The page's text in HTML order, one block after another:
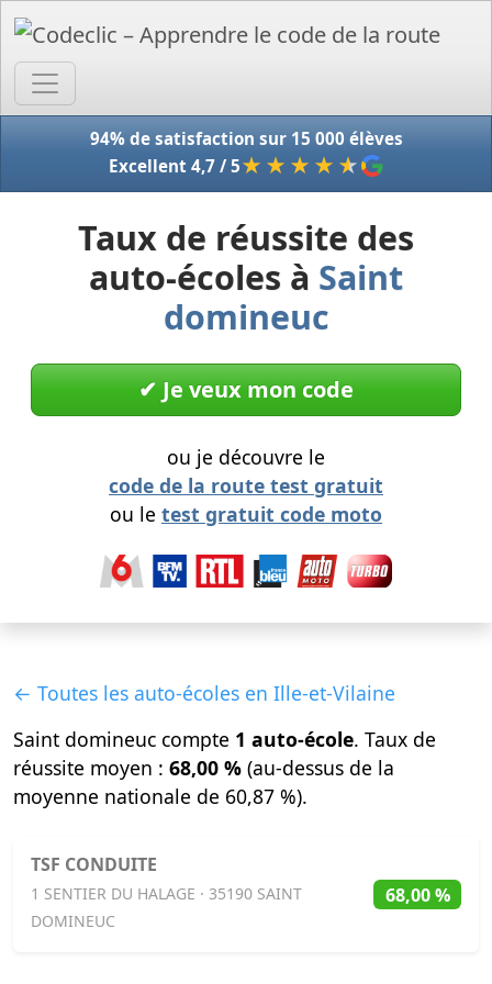
94% de satisfaction sur 15 000 élèves
Excellent 4,7 / 5★★★★ ★
Taux de réussite des
auto-écoles à Saint
domineuc
✔︎ Je veux mon code
ou je découvre le
code de la route test gratuit
ou le test gratuit code moto
← Toutes les auto-écoles en Ille-et-Vilaine
Saint domineuc compte 1 auto-école. Taux de
réussite moyen : 68,00 % (au-dessus de la
moyenne nationale de 60,87 %).
TSF CONDUITE
1 SENTIER DU HALAGE · 35190 SAINT
DOMINEUC
68,00 %